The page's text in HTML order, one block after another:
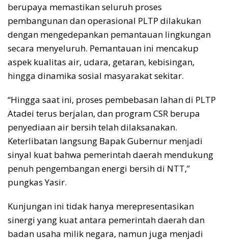
berupaya memastikan seluruh proses
pembangunan dan operasional PLTP dilakukan
dengan mengedepankan pemantauan lingkungan
secara menyeluruh. Pemantauan ini mencakup
aspek kualitas air, udara, getaran, kebisingan,
hingga dinamika sosial masyarakat sekitar.
“Hingga saat ini, proses pembebasan lahan di PLTP
Atadei terus berjalan, dan program CSR berupa
penyediaan air bersih telah dilaksanakan.
Keterlibatan langsung Bapak Gubernur menjadi
sinyal kuat bahwa pemerintah daerah mendukung
penuh pengembangan energi bersih di NTT,”
pungkas Yasir.
Kunjungan ini tidak hanya merepresentasikan
sinergi yang kuat antara pemerintah daerah dan
badan usaha milik negara, namun juga menjadi